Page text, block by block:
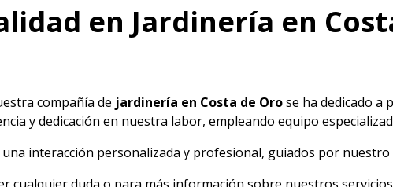
en Jardinería en
compañía de jardinería en Costa de Orose ha dedicado a
y dedicación en nuestra labor, empleando equipo
interacción personalizada y profesional, guiados por nuestro